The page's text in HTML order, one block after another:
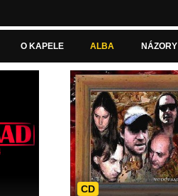
O KAPELE ALBA NÁZORY
CD